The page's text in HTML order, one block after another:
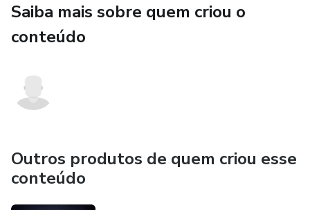
Saiba mais sobre quem criou o
conteúdo
Outros produtos de quem criou esse
conteúdo